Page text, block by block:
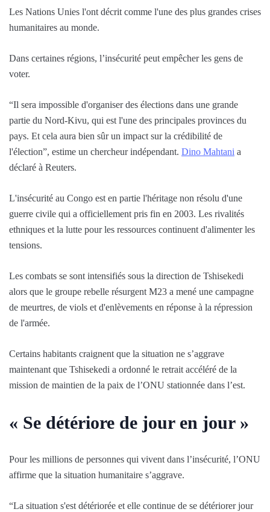
Les Nations Unies l'ont décrit comme l'une des plus grandes crises
humanitaires au monde.
Dans certaines régions, l’insécurité peut empêcher les gens de
voter.
“Il sera impossible d'organiser des élections dans une grande
partie du Nord-Kivu, qui est l'une des principales provinces du
pays. Et cela aura bien sûr un impact sur la crédibilité de
l'élection”, estime un chercheur indépendant. Dino Mahtani a
déclaré à Reuters.
L'insécurité au Congo est en partie l'héritage non résolu d'une
guerre civile qui a officiellement pris fin en 2003. Les rivalités
ethniques et la lutte pour les ressources continuent d'alimenter les
tensions.
Les combats se sont intensifiés sous la direction de Tshisekedi
alors que le groupe rebelle résurgent M23 a mené une campagne
de meurtres, de viols et d'enlèvements en réponse à la répression
de l'armée.
Certains habitants craignent que la situation ne s’aggrave
maintenant que Tshisekedi a ordonné le retrait accéléré de la
mission de maintien de la paix de l’ONU stationnée dans l’est.
« Se détériore de jour en jour »
Pour les millions de personnes qui vivent dans l’insécurité, l’ONU
affirme que la situation humanitaire s’aggrave.
“La situation s'est détériorée et elle continue de se détériorer jour